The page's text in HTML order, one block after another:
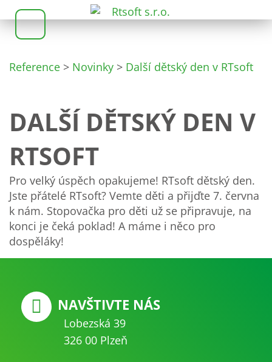
Reference > Novinky > Další dětský den v RTsoft
DALŠÍ DĚTSKÝ DEN V
RTSOFT
Pro velký úspěch opakujeme! RTsoft dětský den.
Jste přátelé RTsoft? Vemte děti a přijďte 7. června
k nám. Stopovačka pro děti už se připravuje, na
konci je čeká poklad! A máme i něco pro
dospěláky!
NAVŠTIVTE NÁS
Lobezská 39
326 00 Plzeň